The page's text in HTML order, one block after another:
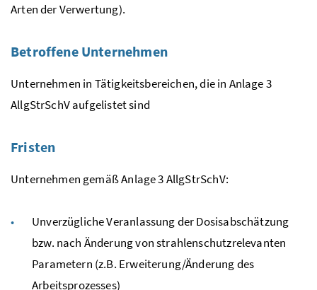
Arten der Verwertung).
Betroffene Unternehmen
Unternehmen in Tätigkeitsbereichen, die in Anlage 3
AllgStrSchVaufgelistet sind
Fristen
Unternehmen gemäß Anlage 3AllgStrSchV:
Unverzügliche Veranlassung der Dosisabschätzung
bzw. nach Änderung von strahlenschutzrelevanten
Parametern (z.B. Erweiterung/Änderung des
Arbeitsprozesses)